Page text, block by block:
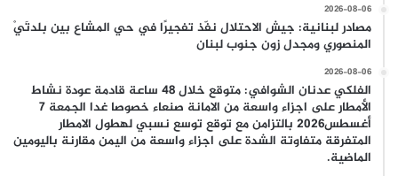
2026-08-06
مصادر لبنانية: جيش الاحتلال نفّذ تفجيرًا في حي المشاع بين بلدتَيْ
المنصوري ومجدل زون جنوب لبنان
2026-08-06
الفلكي عدنان الشوافي: متوقع خلال 48 ساعة قادمة عودة نشاط
الأمطار على اجزاء واسعة من الامانة صنعاء خصوصا غدا الجمعة 7
أغسطس2026 بالتزامن مع توقع توسع نسبي لهطول الامطار
المتفرقة متفاوتة الشدة على اجزاء واسعة من اليمن مقارنة باليومين
الماضية.